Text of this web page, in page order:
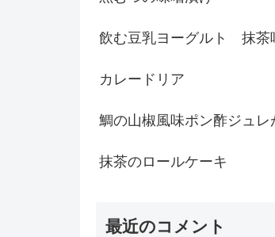
飲む豆乳ヨーグルト 抹茶
カレードリア
鯛の山椒風味ポン酢ジュレ
抹茶のロールケーキ
最近のコメント